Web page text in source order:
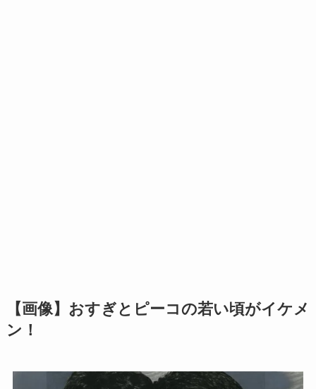
【画像】おすぎとピーコの若い頃がイケメ
ン！